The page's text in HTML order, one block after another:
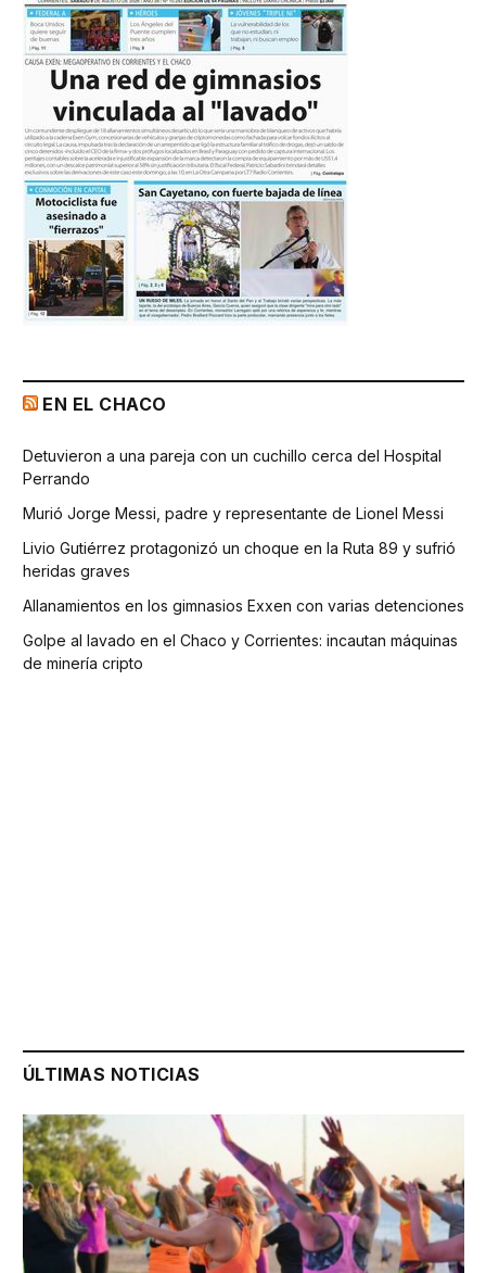
EN EL CHACO
Detuvieron a una pareja con un cuchillo cerca del Hospital
Perrando
Murió Jorge Messi, padre y representante de Lionel Messi
Livio Gutiérrez protagonizó un choque en la Ruta 89 y sufrió
heridas graves
Allanamientos en los gimnasios Exxen con varias detenciones
Golpe al lavado en el Chaco y Corrientes: incautan máquinas
de minería cripto
ÚLTIMAS NOTICIAS